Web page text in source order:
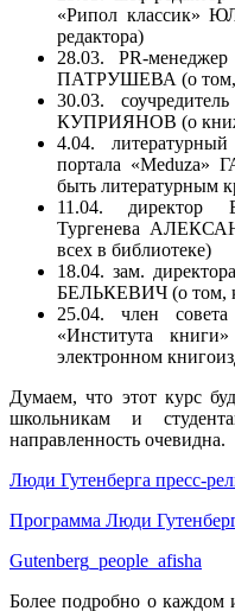
«Рипол классик»
редактора)
28.03. PR-
ПАТРУШЕВА (о том,
30.03.
КУПРИЯНОВ (о
4.04.
портала
быть литературным
11.04. директор
Тургенева
всех в библиотеке)
18.04. зам.
БЕЛЬКЕВИЧ (о том,
25.04. член
«Института
электронном
Думаем, что этот курс
школьникам и
направленность очевидна.
Люди Гутенберга пресс-
Программа Люди
Gutenberg_people_afisha
Более подробно о каждом